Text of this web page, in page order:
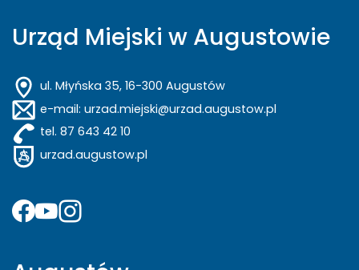
Urząd Miejski w Augustowie
ul. Młyńska 35, 16-300 Augustów
e-mail: urzad.miejski@urzad.augustow.pl
tel. 87 643 42 10
urzad.augustow.pl